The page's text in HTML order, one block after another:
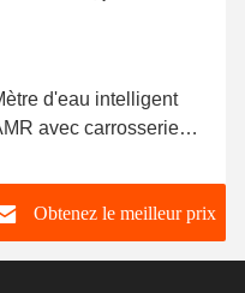
d'eau intelligent
avec carrosserie
Obtenez le meilleur prix